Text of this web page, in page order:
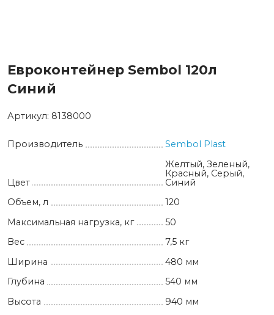
Евроконтейнер Sembol 120л
Синий
Артикул: 8138000
Производитель Sembol Plast
Цвет
Желтый, Зеленый,
Красный, Серый,
Синий
Объем, л
120
Максимальная нагрузка, кг
50
Вес
7,5 кг
Ширина
480 мм
Глубина
540 мм
Высота
940 мм